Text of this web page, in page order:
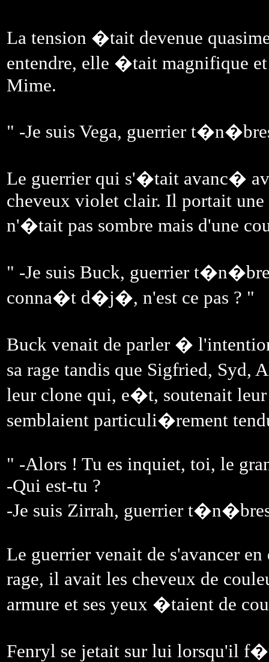
La tension �tait devenue
entendre, elle �tait magnifique
Mime.
" -Je suis Vega, guerrier
Le guerrier qui s'�tait avanc�
cheveux violet clair. Il portait une
n'�tait pas sombre mais d'une
" -Je suis Buck, guerrier
conna�t d�j�, n'est ce pas ? "
Buck venait de parler �
sa rage tandis que Sigfried,
leur clone qui, e�t, soutenait
semblaient particuli�rement
" -Alors ! Tu es inquiet, toi, le
-Qui est-tu ?
-Je suis Zirrah, guerrier
Le guerrier venait de s'avancer
rage, il avait les cheveux de
armure et ses yeux �taient de
Fenryl se jetait sur lui lorsqu'il